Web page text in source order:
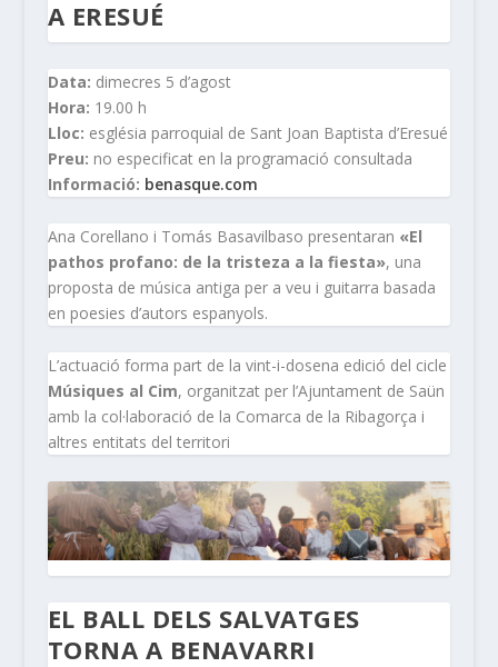
A ERESUÉ
Data: dimecres 5 d’agost
Hora: 19.00 h
Lloc: església parroquial de Sant Joan Baptista d’Eresué
Preu: no especificat en la programació consultada
Informació: benasque.com
Ana Corellano i Tomás Basavilbaso presentaran «El
pathos profano: de la tristeza a la fiesta», una
proposta de música antiga per a veu i guitarra basada
en poesies d’autors espanyols.
L’actuació forma part de la vint-i-dosena edició del cicle
Músiques al Cim, organitzat per l’Ajuntament de Saün
amb la col·laboració de la Comarca de la Ribagorça i
altres entitats del territori
EL BALL DELS SALVATGES
TORNA A BENAVARRI